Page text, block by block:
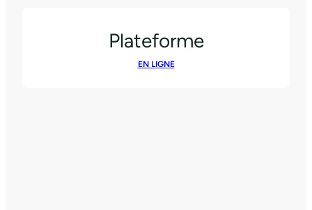
Plateforme
EN LIGNE